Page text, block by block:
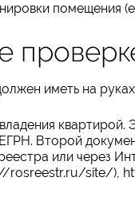
помещения
иметь на
квартирой.
Второй
или через
rosreestr.ru/site/),